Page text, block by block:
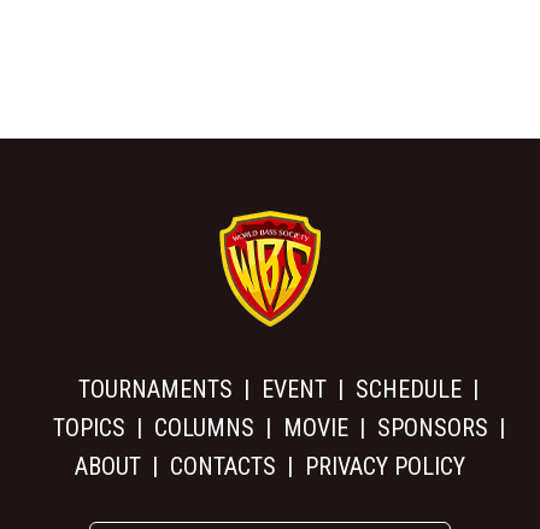
TOURNAMENTS EVENT
SCHEDULE
TOPICS
COLUMNS MOVIE
SPONSORS
ABOUT
CONTACTS PRIVACY POLICY